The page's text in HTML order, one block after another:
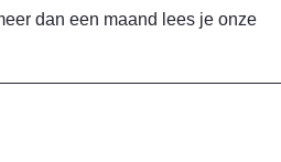
dan een maand lees je onze